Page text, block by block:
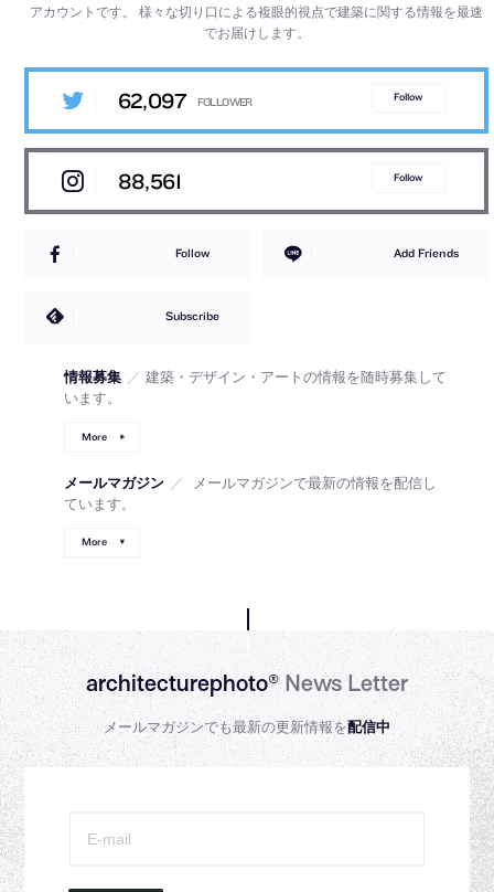
アカウントです。様々な切り口による複眼的視点で建築に関する情報を最速
でお届けします。
62,097 Follow
88,561 Follow
Follow Add Friends
Subscribe
情報募集 ／ 建築・デザイン・アートの情報を随時募集して
います。
More
メールマガジン ／
メールマガジンで最新の情報を配信し
ています。
More
architecturephoto®News Letter
メールマガジンでも最新の更新情報を配信中